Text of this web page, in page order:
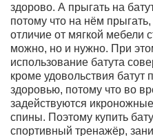
здорово. А прыгать на
потому что на нём прыгать,
отличие от мягкой мебели
можно, но и нужно. При
использование батута
кроме удовольствия
здоровью, потому что во
задействуются
спины. Поэтому купить
спортивный тренажёр,